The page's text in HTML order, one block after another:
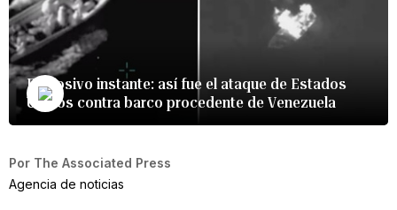
Explosivo instante: así fue el ataque de Estados
Unidos contra barco procedente de Venezuela
Por The Associated Press
Agencia de noticias